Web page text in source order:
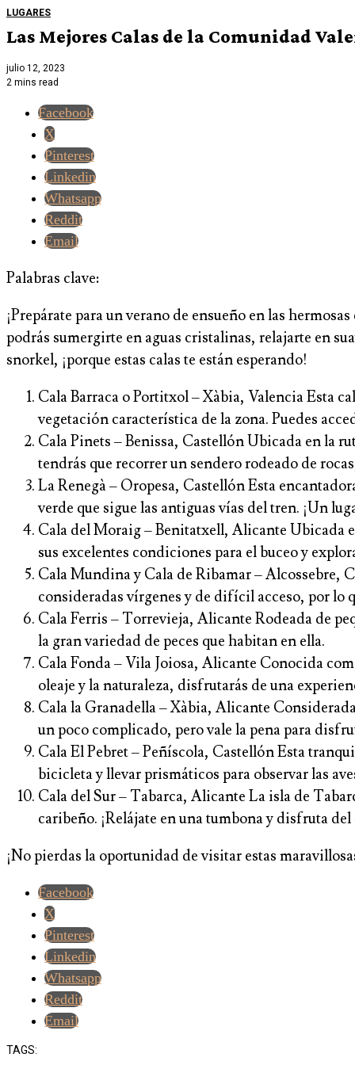
LUGARES
Las Mejores Calas de la Comunidad
julio 12, 2023
2 mins read
Facebook
X
Pinterest
Linkedin
Whatsapp
Reddit
Email
Palabras clave:
¡Prepárate para un verano de ensueño en las
podrás sumergirte en aguas cristalinas, relajarte en
snorkel, ¡porque estas calas te están esperando!
Cala Barraca o Portitxol – Xàbia, Valencia Esta
vegetación característica de la zona. Puedes
Cala Pinets – Benissa, Castellón Ubicada en la
tendrás que recorrer un sendero rodeado de
La Renegà – Oropesa, Castellón Esta
verde que sigue las antiguas vías del tren. ¡Un
Cala del Moraig – Benitatxell, Alicante Ubicada
sus excelentes condiciones para el buceo y
Cala Mundina y Cala de Ribamar – Alcossebre,
consideradas vírgenes y de difícil acceso, por lo
Cala Ferris – Torrevieja, Alicante Rodeada de
la gran variedad de peces que habitan en ella.
Cala Fonda – Vila Joiosa, Alicante Conocida
oleaje y la naturaleza, disfrutarás de una
Cala la Granadella – Xàbia, Alicante
un poco complicado, pero vale la pena para
Cala El Pebret – Peñíscola, Castellón Esta
bicicleta y llevar prismáticos para observar las
Cala del Sur – Tabarca, Alicante La isla de
caribeño. ¡Relájate en una tumbona y disfruta
¡No pierdas la oportunidad de visitar estas
Facebook
X
Pinterest
Linkedin
Whatsapp
Reddit
Email
TAGS: